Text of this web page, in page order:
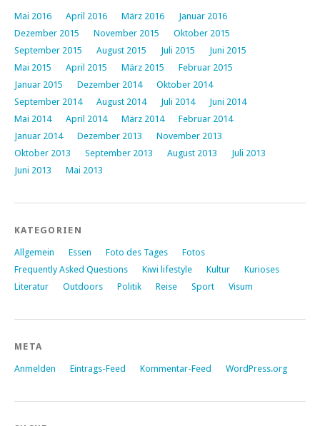
Mai 2016 April 2016 März 2016
Januar 2016
Dezember 2015
November 2015
Oktober 2015
September 2015
August 2015 Juli 2015
Juni 2015
Mai 2015
April 2015 März 2015
Februar 2015
Januar 2015
Dezember 2014
Oktober 2014
September 2014
August 2014 Juli 2014
Juni 2014
Mai 2014
April 2014 März 2014
Februar 2014
Januar 2014
Dezember 2013
November 2013
Oktober 2013
September 2013 August 2013
Juli 2013
Juni 2013
Mai 2013
KATEGORIEN
Allgemein Essen Foto des Tages
Fotos
Frequently Asked Questions
Kiwi lifestyle Kultur
Kurioses
Literatur
Outdoors Politik Reise Sport Visum
META
Anmelden Eintrags-Feed Kommentar-Feed WordPress.org